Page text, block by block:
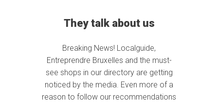
They talk about us
Breaking News! Localguide,
Entreprendre Bruxelles and the must-
see shops in our directory are getting
noticed by the media. Even more of a
reason to follow our recommendations